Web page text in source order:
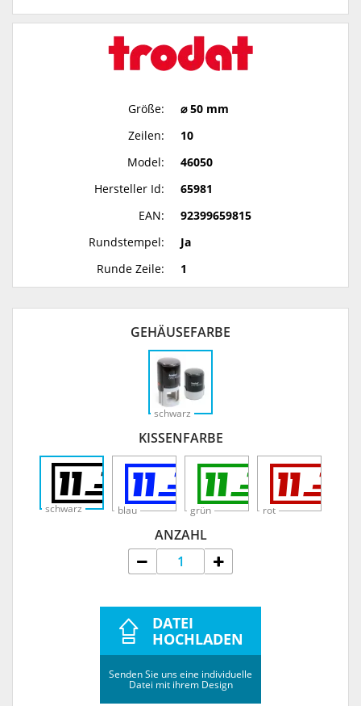
Größe:
⌀ 50 mm
Zeilen:
10
Model:
46050
Hersteller Id:
65981
EAN:
92399659815
Rundstempel:
Ja
Runde Zeile:
1
GEHÄUSEFARBE
schwarz
KISSENFARBE
schwarz blau grün rot
ANZAHL
DATEI
HOCHLADEN
Senden Sie uns eine individuelle
Datei mit ihrem Design